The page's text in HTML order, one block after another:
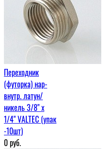
Переходник
(футорка) нар-
внутр. латун/
никель 3/8" х
1/4" VALTEC (упак
-10шт)
0руб.